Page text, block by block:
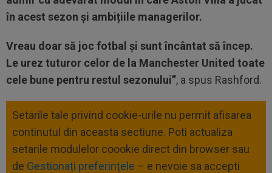
în acest sezon și ambițiile managerilor.
Vreau doar să joc fotbal și sunt încântat să încep.
Le urez tuturor celor de la Manchester United toate
cele bune pentru restul sezonului”, a spus Rashford.
Setarile tale privind cookie-urile nu permit afisarea
continutul din aceasta sectiune. Poti actualiza
setarile modulelor coookie direct din browser sau
de Gestionați preferințele – e nevoie sa accepti